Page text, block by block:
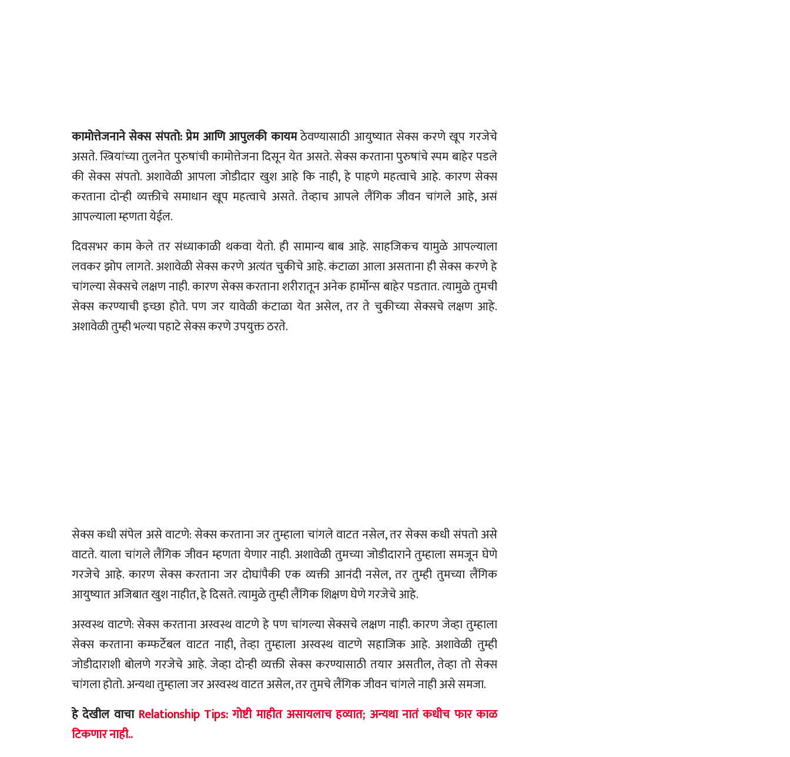
कामोत्तेजनाने सेक्स संपतो: प्रेम आणि आपुलकी कायमठेवण्यासाठी आयुष्यात सेक्स करणे खूप गरजेचे
असते. स्त्रियांच्या तुलनेत पुरुषांची कामोत्तेजना दिसून येत असते. सेक्स करताना पुरुषांचे स्पम बाहेर पडले
की सेक्स संपतो. अशावेळी आपला जोडीदार खुश आहे कि नाही, हे पाहणे महत्वाचे आहे. कारण सेक्स
करताना दोन्ही व्यक्तीचे समाधान खूप महत्वाचे असते. तेव्हाच आपले लैंगिक जीवन चांगले आहे, असं
आपल्याला म्हणता येईल.
दिवसभर काम केले तर संध्याकाळी थकवा येतो. ही सामान्य बाब आहे. साहजिकच यामुळे आपल्याला
लवकर झोप लागते. अशावेळी सेक्स करणे अत्यंत चुकीचे आहे. कंटाळा आला असताना ही सेक्स करणे हे
चांगल्या सेक्सचे लक्षण नाही. कारण सेक्स करताना शरीरातून अनेक हार्मोन्स बाहेर पडतात. त्यामुळे तुमची
सेक्स करण्याची इच्छा होते. पण जर यावेळी कंटाळा येत असेल, तर ते चुकीच्या सेक्सचे लक्षण आहे.
अशावेळी तुम्ही भल्या पहाटे सेक्स करणे उपयुक्त ठरते.
सेक्स कधी संपेल असे वाटणे: सेक्स करताना जर तुम्हाला चांगले वाटत नसेल, तर सेक्स कधी संपतो असे
वाटते. याला चांगले लैंगिक जीवन म्हणता येणार नाही. अशावेळी तुमच्या जोडीदाराने तुम्हाला समजून घेणे
गरजेचे आहे. कारण सेक्स करताना जर दोघांपैकी एक व्यक्ती आनंदी नसेल, तर तुम्ही तुमच्या लैंगिक
आयुष्यात अजिबात खुश नाहीत, हे दिसते. त्यामुळे तुम्ही लैंगिक शिक्षण घेणे गरजेचे आहे.
अस्वस्थ वाटणे: सेक्स करताना अस्वस्थ वाटणे हे पण चांगल्या सेक्सचे लक्षण नाही. कारण जेव्हा तुम्हाला
सेक्स करताना कम्फर्टेबल वाटत नाही, तेव्हा तुम्हाला अस्वस्थ वाटणे सहाजिक आहे. अशावेळी तुम्ही
जोडीदाराशी बोलणे गरजेचे आहे. जेव्हा दोन्ही व्यक्ती सेक्स करण्यासाठी तयार असतील, तेव्हा तो सेक्स
चांगला होतो. अन्यथा तुम्हाला जर अस्वस्थ वाटत असेल, तर तुमचे लैंगिक जीवन चांगले नाही असे समजा.
हे देखील वाचा Relationship Tips: गोष्टी माहीत असायलाच हव्यात; अन्यथा नातं कधीच फार काळ
टिकणार नाही..